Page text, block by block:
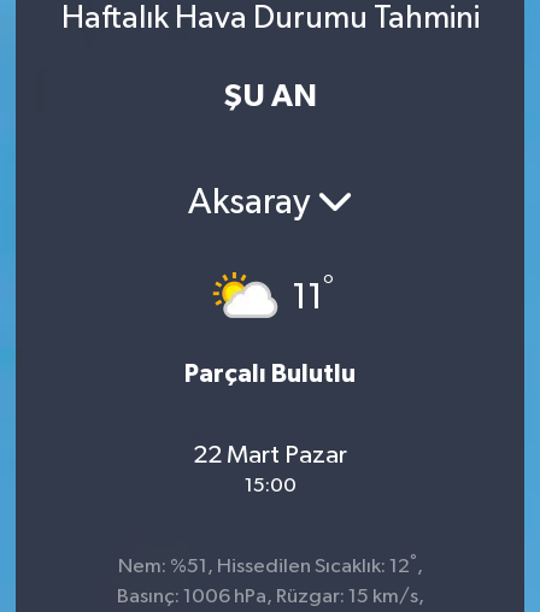
Haftalık Hava Durumu Tahmini
ŞU AN
Aksaray
11°
Parçalı Bulutlu
22 Mart Pazar
15:00
Nem: %51, Hissedilen Sıcaklık: 12° ,
Basınç: 1006 hPa, Rüzgar: 15 km/s,
Son Dakika Haberleri